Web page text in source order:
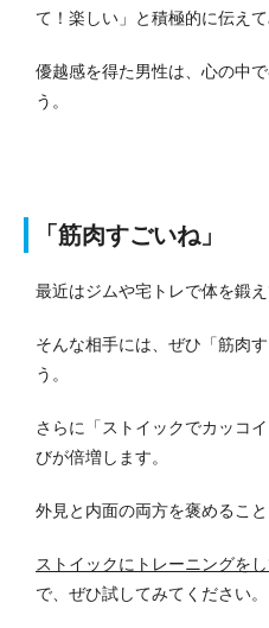
て！楽しい」と積極的に伝えて
優越感を得た男性は、心の中
う。
「筋肉すごいね」
最近はジムや宅トレで体を鍛
そんな相手には、ぜひ「筋肉
う。
さらに「ストイックでカッコ
びが倍増します。
外見と内面の両方を褒めること
ストイックにトレーニングを
で、ぜひ試してみてください。